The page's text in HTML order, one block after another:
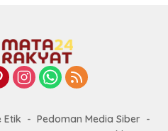
Etik
Pedoman Media Siber